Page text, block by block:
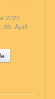
2022
06. April